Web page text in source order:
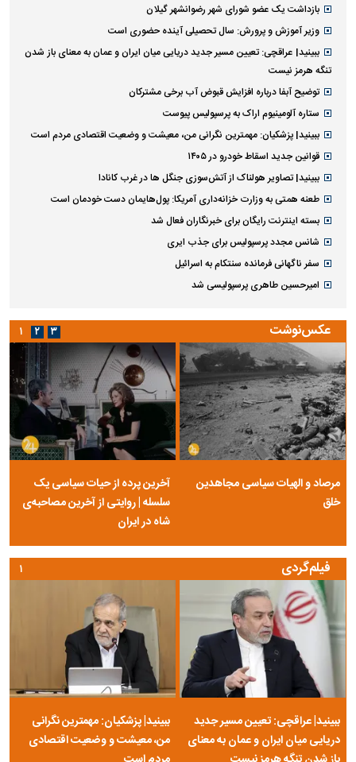
بازداشت یک عضو شورای شهر رضوانشهر گیلان
وزیر آموزش و پرورش: سال تحصیلی آینده حضوری است
ببینید| عراقچی: تعیین مسیر جدید دریایی میان ایران و عمان به معنای باز شدن
تنگه هرمز نیست
توضیح آبفا درباره افزایش قبوض آب برخی مشترکان
ستاره آلومینیوم اراک به پرسپولیس پیوست
ببینید| پزشکیان: مهمترین نگرانی من، معیشت و وضعیت اقتصادی مردم است
قوانین جدید اسقاط خودرو در ۱۴۰۵
ببینید| تصاویر هولناک از آتش‌سوزی جنگل ها در غرب کانادا
طعنه همتی به وزارت خزانه‌داری آمریکا: پول‌هایمان دست خودمان است
بسته اینترنت رایگان برای خبرنگاران فعال شد
شانس مجدد پرسپولیس برای جذب ایری
سفر ناگهانی فرمانده سنتکام به اسرائیل
امیرحسین طاهری پرسپولیسی شد
عکس‌نوشت
مرصاد و الهیات سیاسی مجاهدین
خلق
آخرین پرده از حیات سیاسی یک
سلسله | روایتی از آخرین مصاحبه‌ی
شاه در ایران
۱ ۲ ۳
فیلم‌گردی
ببینید| عراقچی: تعیین مسیر جدید
دریایی میان ایران و عمان به معنای
ببینید| پزشکیان: مهمترین نگرانی
من، معیشت و وضعیت اقتصادی
۱